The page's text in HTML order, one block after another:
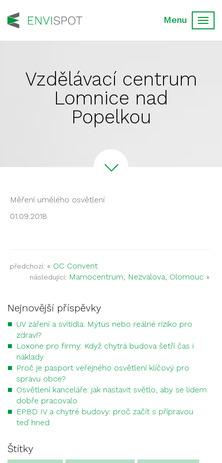
Vzdělávací centrum
Lomnice nad
Popelkou
Měření umělého osvětlení
01.09.2018
předchozí: « OC Convent
následující: Mamocentrum, Nezvalova, Olomouc »
Nejnovější příspěvky
UV záření a svítidla: Mýtus nebo reálné riziko pro
zdraví?
Loxone pro firmy: Když chytrá budova šetří čas i
náklady
Proč je pasport veřejného osvětlení klíčový pro
správu obce?
Osvětlení kanceláře: jak nastavit světlo, aby se lidem
dobře pracovalo
EPBD IV a chytré budovy: proč začít s přípravou
teď hned
Štítky